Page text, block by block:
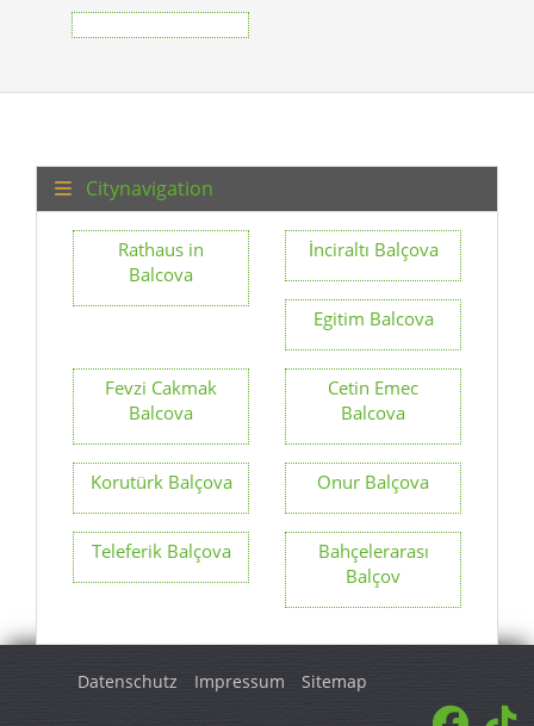
Citynavigation
Rathaus in
Balcova
İnciraltı Balçova
Egitim Balcova
Fevzi Cakmak
Balcova
Cetin Emec
Balcova
Korutürk Balçova Onur Balçova
Teleferik Balçova
Bahçelerarası
Balçov
Datenschutz Impressum Sitemap